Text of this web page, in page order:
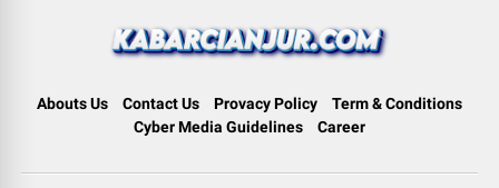
Abouts Us Contact Us Provacy Policy
Term & Conditions
Cyber Media Guidelines
Career